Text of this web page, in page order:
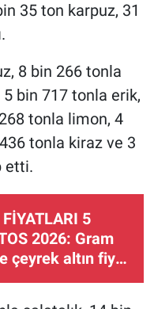
35 ton karpuz, 31
8 bin 266 tonla
5 bin 717 tonla erik,
tonla limon, 4
tonla kiraz ve 3
etti.
5
2026: Gram
çeyrek altın fiyatı
oldu?